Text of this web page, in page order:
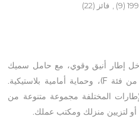
(9)
, فائز (22)
إطار أنيق وقوي، مع حامل سميك
أبيض داخلي (غير متاح مع تصميم من فئة F)، وحماية أمامية بلاستيكية.
المختلفة مجموعة متنوعة من
أو لتزيين منزلك ومكتب عملك.